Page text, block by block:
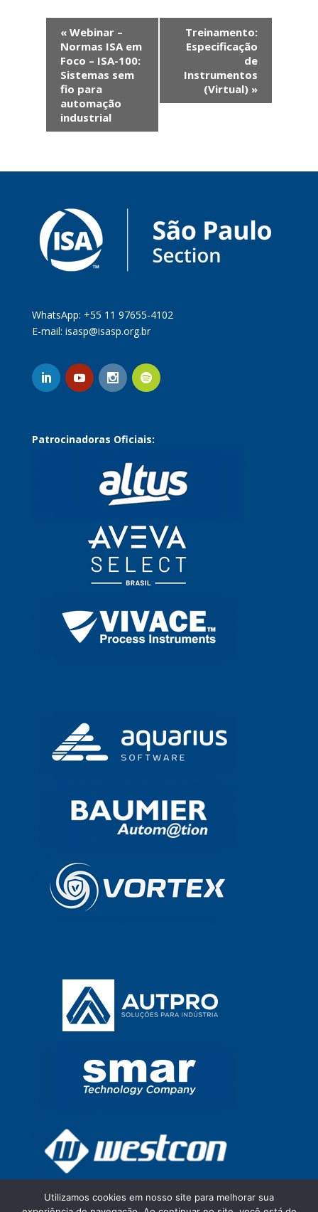
Evento
Navegação
«Webinar –
Normas ISA em
Foco – ISA-100:
Sistemas sem
fio para
automação
industrial
Treinamento:
Especificação
de
Instrumentos
(Virtual) »
WhatsApp: +55 11 97655-4102
E-mail: isasp@isasp.org.br
Patrocinadoras Oficiais:
Utilizamos cookies em nosso site para melhorar sua